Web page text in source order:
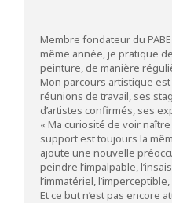
Membre fondateur du
même année, je pratique
peinture, de manière
Mon parcours artistique est
réunions de travail, ses
d’artistes confirmés, ses
« Ma curiosité de voir
support est toujours la
ajoute une nouvelle
peindre l’impalpable,
l’immatériel,
Et ce but n’est pas encore